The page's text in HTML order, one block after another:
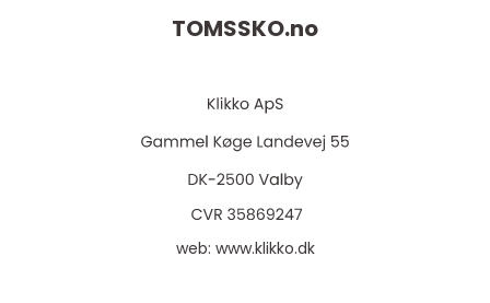
TOMSSKO.no
web: www.klikko.dk